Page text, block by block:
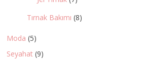
Tırnak Bakımı (8)
Moda (5)
Seyahat (9)